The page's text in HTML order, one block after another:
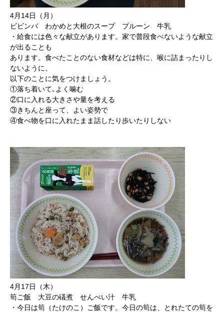
4月14日（月）
ビビンバ わかめと大根のスープ プルーン 牛乳
・給食には色々な献立があります。家で普段食べないような献立
が出ることも
あります。食べたことのない食材などは特に、喉に詰まったりし
ないように、
以下のことに気をつけましょう。
①落ち着いて､よく噛む
②口に入れる大きさや量を考える
③きちんと座って、よい姿勢で
④食べ物を口に入れたまま話したり歩いたりしない
4月17日（木）
筍ご飯 大豆の礒煮 せんべい汁 牛乳
・今日は筍（たけのこ）ご飯です。今日の筍は、とれたての筍を